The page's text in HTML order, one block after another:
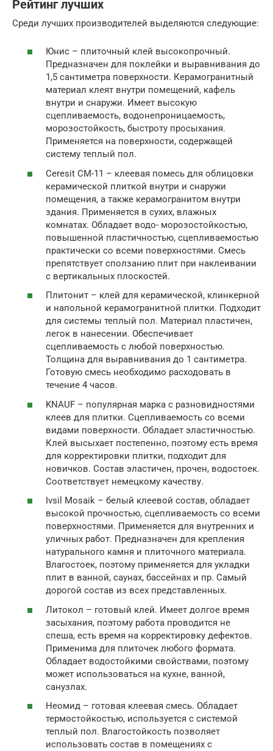
Рейтинг лучших
Среди лучших производителей выделяются следующие:
Юнис – плиточный клей высокопрочный.
Предназначен для поклейки и выравнивания до
1,5 сантиметра поверхности. Керамогранитный
материал клеят внутри помещений, кафель
внутри и снаружи. Имеет высокую
сцепливаемость, водонепроницаемость,
морозостойкость, быстроту просыхания.
Применяется на поверхности, содержащей
систему теплый пол.
Ceresit CM-11 – клеевая помесь для облицовки
керамической плиткой внутри и снаружи
помещения, а также керамогранитом внутри
здания. Применяется в сухих, влажных
комнатах. Обладает водо- морозостойкостью,
повышенной пластичностью, сцепливаемостью
практически со всеми поверхностями. Смесь
препятствует сползанию плит при наклеивании
с вертикальных плоскостей.
Плитонит – клей для керамической, клинкерной
и напольной керамогранитной плитки. Подходит
для системы теплый пол. Материал пластичен,
легок в нанесении. Обеспечивает
сцепливаемость с любой поверхностью.
Толщина для выравнивания до 1 сантиметра.
Готовую смесь необходимо расходовать в
течение 4 часов.
KNAUF – популярная марка с разновидностями
клеев для плитки. Сцепливаемость со всеми
видами поверхности. Обладает эластичностью.
Клей высыхает постепенно, поэтому есть время
для корректировки плитки, подходит для
новичков. Состав эластичен, прочен, водостоек.
Соответствует немецкому качеству.
Ivsil Mosaik – белый клеевой состав, обладает
высокой прочностью, сцепливаемость со всеми
поверхностями. Применяется для внутренних и
уличных работ. Предназначен для крепления
натурального камня и плиточного материала.
Влагостоек, поэтому применяется для укладки
плит в ванной, саунах, бассейнах и пр. Самый
дорогой состав из всех представленных.
Литокол – готовый клей. Имеет долгое время
засыхания, поэтому работа проводится не
спеша, есть время на корректировку дефектов.
Применима для плиточек любого формата.
Обладает водостойкими свойствами, поэтому
может использоваться на кухне, ванной,
санузлах.
Неомид – готовая клеевая смесь. Обладает
термостойкостью, используется с системой
теплый пол. Влагостойкость позволяет
использовать состав в помещениях с